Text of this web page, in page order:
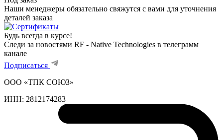
Наши менеджеры обязательно свяжутся с вами для уточнения
деталей заказа
Будь всегда в курсе!
Следи за новостями RF - Native Technologies в телеграмм
канале
Подписаться
ООО «ТПК СОЮЗ»
ИНН: 2812174283